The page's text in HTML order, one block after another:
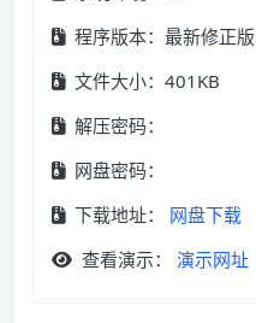
程序版本：最新修正版
文件大小：401KB
解压密码：
网盘密码：
下载地址：
网盘下载
查看演示：
演示网址